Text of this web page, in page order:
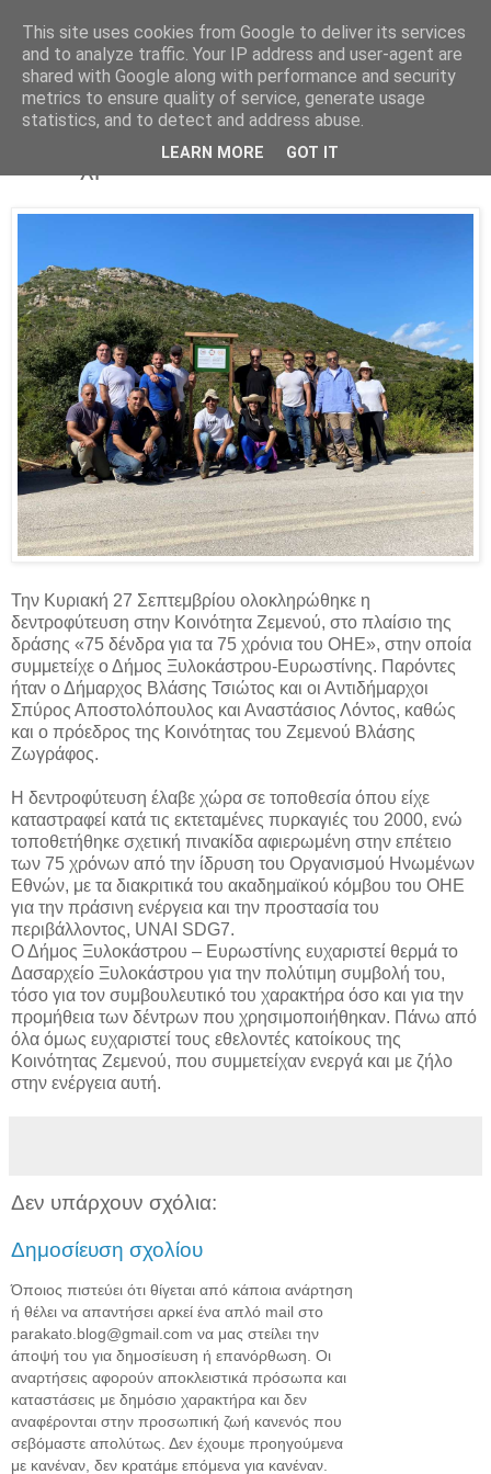
Parakato.gr
ΖΕΜΕΝΟ ΚΟΡΙΝΘΙΑΣ: «75 δένδρα για
τα 75 χρόνια του ΟΗΕ»
Την Κυριακή 27 Σεπτεμβρίου ολοκληρώθηκε η
δεντροφύτευση στην Κοινότητα Ζεμενού, στο πλαίσιο της
δράσης «75 δένδρα για τα 75 χρόνια του ΟΗΕ», στην οποία
συμμετείχε ο Δήμος Ξυλοκάστρου-Ευρωστίνης. Παρόντες
ήταν ο Δήμαρχος Βλάσης Τσιώτος και οι Αντιδήμαρχοι
Σπύρος Αποστολόπουλος και Αναστάσιος Λόντος, καθώς
και ο πρόεδρος της Κοινότητας του Ζεμενού Βλάσης
Ζωγράφος.
Η δεντροφύτευση έλαβε χώρα σε τοποθεσία όπου είχε
καταστραφεί κατά τις εκτεταμένες πυρκαγιές του 2000, ενώ
τοποθετήθηκε σχετική πινακίδα αφιερωμένη στην επέτειο
των 75 χρόνων από την ίδρυση του Οργανισμού Ηνωμένων
Εθνών, με τα διακριτικά του ακαδημαϊκού κόμβου του ΟΗΕ
για την πράσινη ενέργεια και την προστασία του
περιβάλλοντος, UNAI SDG7.
Ο Δήμος Ξυλοκάστρου – Ευρωστίνης ευχαριστεί θερμά το
Δασαρχείο Ξυλοκάστρου για την πολύτιμη συμβολή του,
τόσο για τον συμβουλευτικό του χαρακτήρα όσο και για την
προμήθεια των δέντρων που χρησιμοποιήθηκαν. Πάνω από
όλα όμως ευχαριστεί τους εθελοντές κατοίκους της
Κοινότητας Ζεμενού, που συμμετείχαν ενεργά και με ζήλο
στην ενέργεια αυτή.
Δεν υπάρχουν σχόλια:
Δημοσίευση σχολίου
Όποιος πιστεύει ότι θίγεται από κάποια ανάρτηση
ή θέλει να απαντήσει αρκεί ένα απλό mail στο
parakato.blog@gmail.com να μας στείλει την
άποψή του για δημοσίευση ή επανόρθωση. Οι
αναρτήσεις αφορούν αποκλειστικά πρόσωπα και
καταστάσεις με δημόσιο χαρακτήρα και δεν
αναφέρονται στην προσωπική ζωή κανενός που
σεβόμαστε απολύτως. Δεν έχουμε προηγούμενα
με κανέναν, δεν κρατάμε επόμενα για κανέναν.
This site uses cookies from Google to deliver its services
and to analyze traffic. Your IP address and user-agent are
shared with Google along with performance and security
metrics to ensure quality of service, generate usage
statistics, and to detect and address abuse.
LEARN MORE GOT IT